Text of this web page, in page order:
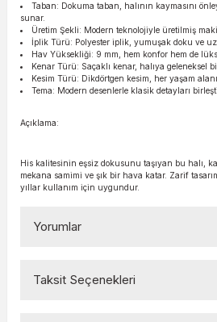
Taban: Dokuma taban, halının kaymasını
sunar.
Üretim Şekli: Modern teknolojiyle üretilmiş
İplik Türü: Polyester iplik, yumuşak doku ve
Hav Yüksekliği: 9 mm, hem konfor hem de
Kenar Türü: Saçaklı kenar, halıya geleneksel
Kesim Türü: Dikdörtgen kesim, her yaşam
Tema: Modern desenlerle klasik detayları
Açıklama:
His kalitesinin eşsiz dokusunu taşıyan bu halı,
mekana samimi ve şık bir hava katar. Zarif
yıllar kullanım için uygundur.
Yorumlar
Taksit Seçenekleri